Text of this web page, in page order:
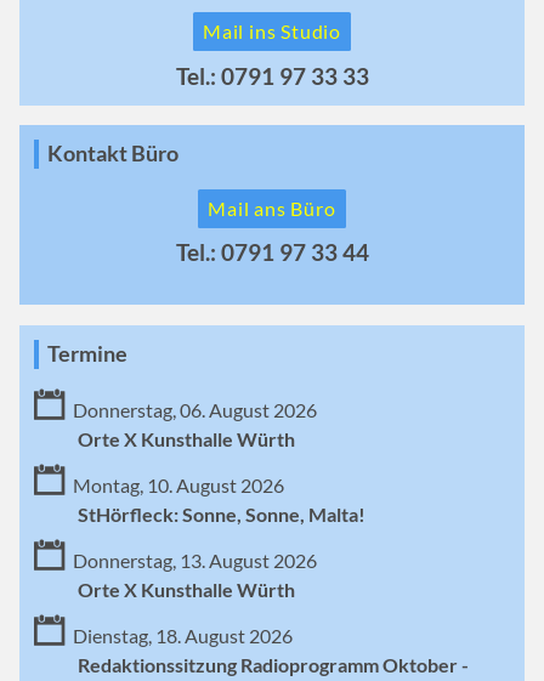
Mail ins Studio
Tel.: 0791 97 33 33
Kontakt Büro
Mail ans Büro
Tel.: 0791 97 33 44
Termine
Donnerstag, 06. August 2026
Orte X Kunsthalle Würth
Montag, 10. August 2026
StHörfleck: Sonne, Sonne, Malta!
Donnerstag, 13. August 2026
Orte X Kunsthalle Würth
Dienstag, 18. August 2026
Redaktionssitzung Radioprogramm Oktober -